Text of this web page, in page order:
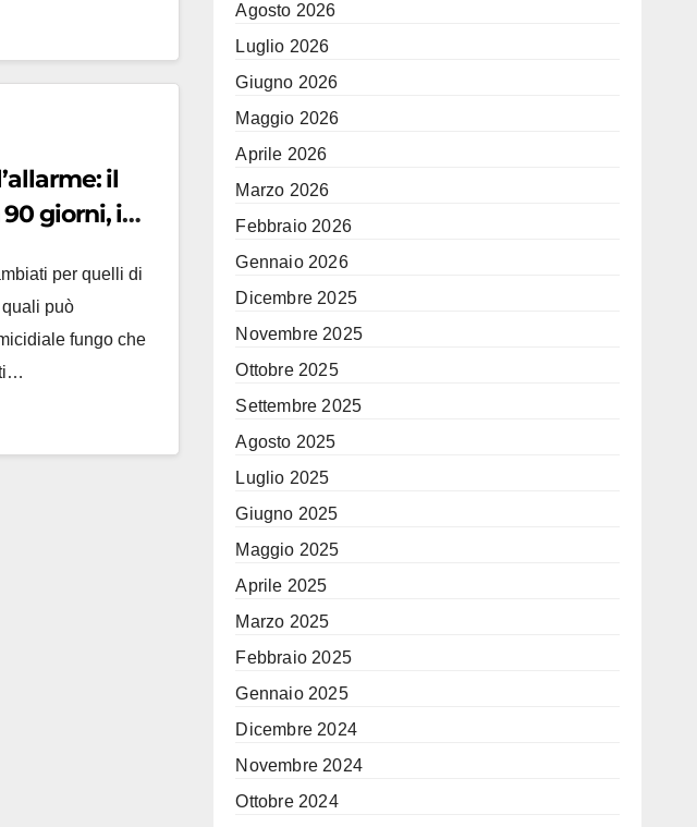
il
giorni, i
per quelli di
può
fungo che
Agosto 2026
Luglio 2026
Giugno 2026
Maggio 2026
Aprile 2026
Marzo 2026
Febbraio 2026
Gennaio 2026
Dicembre 2025
Novembre 2025
Ottobre 2025
Settembre 2025
Agosto 2025
Luglio 2025
Giugno 2025
Maggio 2025
Aprile 2025
Marzo 2025
Febbraio 2025
Gennaio 2025
Dicembre 2024
Novembre 2024
Ottobre 2024